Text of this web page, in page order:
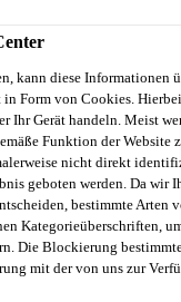
kann diese Informationen
in Form von Cookies.
Ihr Gerät handeln. Meist
Funktion der Website
nicht direkt
geboten werden. Da wir
bestimmte Arten
Kategorieüberschriften,
Die Blockierung
mit der von uns zur